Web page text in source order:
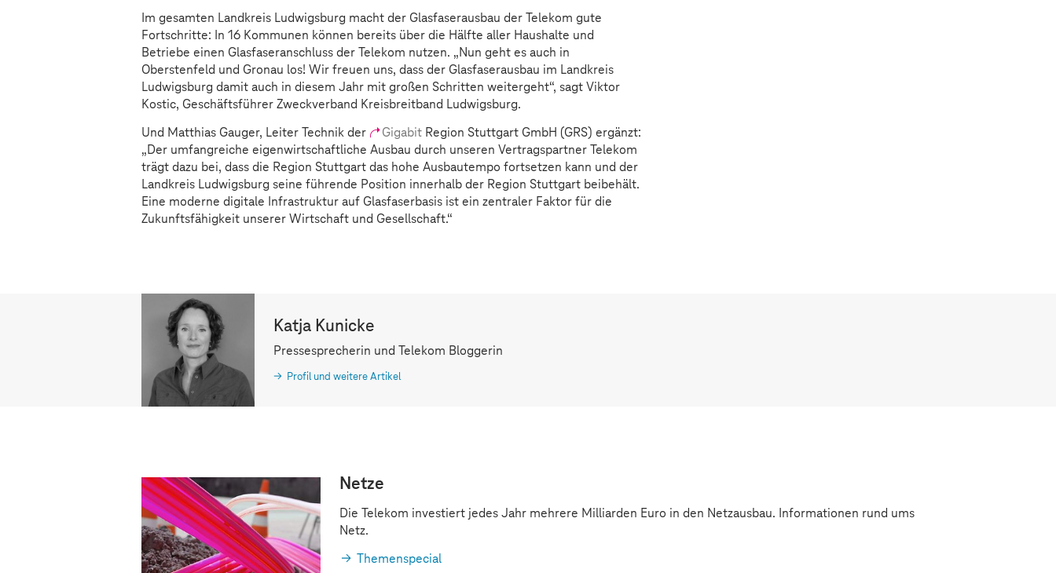
Im gesamten Landkreis Ludwigsburg macht der Glasfaserausbau der Telekom gute
Fortschritte: In 16 Kommunen können bereits über die Hälfte aller Haushalte und
Betriebe einen Glasfaseranschluss der Telekom nutzen. „Nun geht es auch in
Oberstenfeld und Gronau los! Wir freuen uns, dass der Glasfaserausbau im Landkreis
Ludwigsburg damit auch in diesem Jahr mit großen Schritten weitergeht“, sagt Viktor
Kostic, Geschäftsführer Zweckverband Kreisbreitband Ludwigsburg.
Und Matthias Gauger, Leiter Technik der
Gigabit Region Stuttgart GmbH (GRS) ergänzt:
„Der umfangreiche eigenwirtschaftliche Ausbau durch unseren Vertragspartner Telekom
trägt dazu bei, dass die Region Stuttgart das hohe Ausbautempo fortsetzen kann und der
Landkreis Ludwigsburg seine führende Position innerhalb der Region Stuttgart beibehält.
Eine moderne digitale Infrastruktur auf Glasfaserbasis ist ein zentraler Faktor für die
Zukunftsfähigkeit unserer Wirtschaft und Gesellschaft.“
Katja Kunicke
Pressesprecherin und Telekom Bloggerin
Profil und weitere Artikel
Netze
Die Telekom investiert jedes Jahr mehrere Milliarden Euro in den Netzausbau. Informationen rund ums
Netz.
Themenspecial